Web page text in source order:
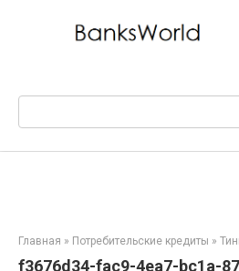
Поиск:
Главная » Потребительские кредиты »
f3676d34-fac9-4ea7-bc1a-